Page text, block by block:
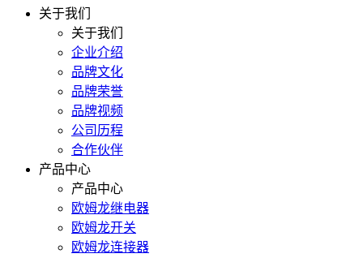
关于我们
关于我们
企业介绍
品牌文化
品牌荣誉
品牌视频
公司历程
合作伙伴
产品中心
产品中心
欧姆龙继电器
欧姆龙开关
欧姆龙连接器